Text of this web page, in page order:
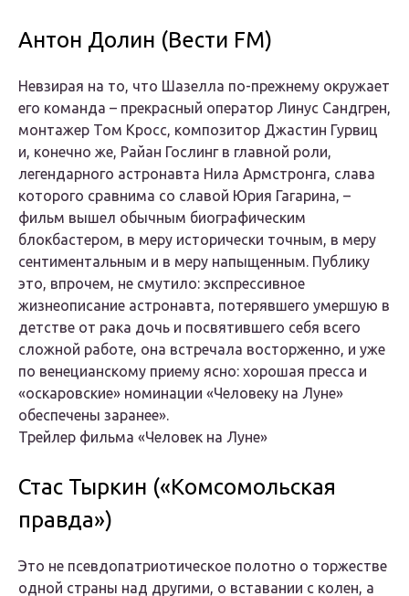
Антон Долин (Вести FM)
Невзирая на то, что Шазелла по-прежнему окружает
его команда – прекрасный оператор Линус Сандгрен,
монтажер Том Кросс, композитор Джастин Гурвиц
и, конечно же, Райан Гослинг в главной роли,
легендарного астронавта Нила Армстронга, слава
которого сравнима со славой Юрия Гагарина, –
фильм вышел обычным биографическим
блокбастером, в меру исторически точным, в меру
сентиментальным и в меру напыщенным. Публику
это, впрочем, не смутило: экспрессивное
жизнеописание астронавта, потерявшего умершую в
детстве от рака дочь и посвятившего себя всего
сложной работе, она встречала восторженно, и уже
по венецианскому приему ясно: хорошая пресса и
«оскаровские» номинации «Человеку на Луне»
обеспечены заранее».
Трейлер фильма «Человек на Луне»
Стас Тыркин («Комсомольская
правда»)
Это не псевдопатриотическое полотно о торжестве
одной страны над другими, о вставании с колен, а